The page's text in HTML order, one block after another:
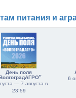
питания и
День поля
— 7 августа в
23:59
6